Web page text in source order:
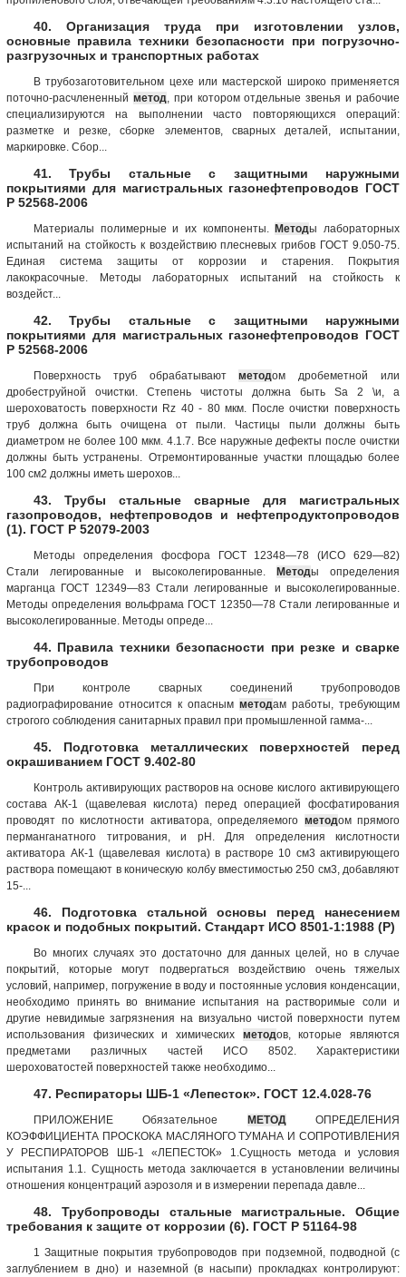
40. Организация труда при изготовлении узлов,
основные правила техники безопасности при погрузочно-
разгрузочных и транспортных работах
В трубозаготовительном цехе или мастерской широко применяется
поточно-расчлененный метод , при котором отдельные звенья и рабочие
специализируются на выполнении часто повторяющихся операций:
разметке и резке, сборке элементов, сварных деталей, испытании,
маркировке. Сбор...
41. Трубы стальные с защитными наружными
покрытиями для магистральных газонефтепроводов ГОСТ
Р 52568-2006
Материалы полимерные и их компоненты.Методы лабораторных
испытаний на стойкость к воздействию плесневых грибов ГОСТ 9.050-75.
Единая система защиты от коррозии и старения. Покрытия
лакокрасочные. Методы лабораторных испытаний на стойкость к
воздейст...
42. Трубы стальные с защитными наружными
покрытиями для магистральных газонефтепроводов ГОСТ
Р 52568-2006
Поверхность труб обрабатываютметодом дробеметной или
дробеструйной очистки. Степень чистоты должна быть Sa 2 \и, а
шероховатость поверхности Rz 40 - 80 мкм. После очистки поверхность
труб должна быть очищена от пыли. Частицы пыли должны быть
диаметром не более 100 мкм. 4.1.7. Все наружные дефекты после очистки
должны быть устранены. Отремонтированные участки площадью более
100 см2 должны иметь шерохов...
43. Трубы стальные сварные для магистральных
газопроводов, нефтепроводов и нефтепродуктопроводов
(1). ГОСТ Р 52079-2003
Методы определения фосфора ГОСТ 12348—78 (ИСО 629—82)
Стали легированные и высоколегированные. Методы определения
марганца ГОСТ 12349—83 Стали легированные и высоколегированные.
Методы определения вольфрама ГОСТ 12350—78 Стали легированные и
высоколегированные. Методы опреде...
44. Правила техники безопасности при резке и сварке
трубопроводов
При контроле сварных соединений трубопроводов
радиографирование относится к опасным методам работы, требующим
строгого соблюдения санитарных правил при промышленной гамма-...
45. Подготовка металлических поверхностей перед
окрашиванием ГОСТ 9.402-80
Контроль активирующих растворов на основе кислого активирующего
состава AК-1 (щавелевая кислота) перед операцией фосфатирования
проводят по кислотности активатора, определяемого методом прямого
перманганатного титрования, и рН. Для определения кислотности
активатора АК-1 (щавелевая кислота) в растворе 10 см3 активирующего
раствора помещают в коническую колбу вместимостью 250 см3, добавляют
15-...
46. Подготовка стальной основы перед нанесением
красок и подобных покрытий. Стандарт ИСО 8501-1:1988 (Р)
Во многих случаях это достаточно для данных целей, но в случае
покрытий, которые могут подвергаться воздействию очень тяжелых
условий, например, погружение в воду и постоянные условия конденсации,
необходимо принять во внимание испытания на растворимые соли и
другие невидимые загрязнения на визуально чистой поверхности путем
использования физических и химических методов, которые являются
предметами различных частей ИСО 8502. Характеристики
шероховатостей поверхностей также необходимо...
47. Респираторы ШБ-1 «Лепесток». ГОСТ 12.4.028-76
ПРИЛОЖЕНИЕ Обязательное МЕТОДОПРЕДЕЛЕНИЯ
КОЭФФИЦИЕНТА ПРОСКОКА МАСЛЯНОГО ТУМАНА И СОПРОТИВЛЕНИЯ
У РЕСПИРАТОРОВ ШБ-1 «ЛЕПЕСТОК» 1.Сущность метода и условия
испытания 1.1. Сущность метода заключается в установлении величины
отношения концентраций аэрозоля и в измерении перепада давле...
48. Трубопроводы стальные магистральные. Общие
требования к защите от коррозии (6). ГОСТ Р 51164-98
1 Защитные покрытия трубопроводов при подземной, подводной (с
заглублением в дно) и наземной (в насыпи) прокладках контролируют: